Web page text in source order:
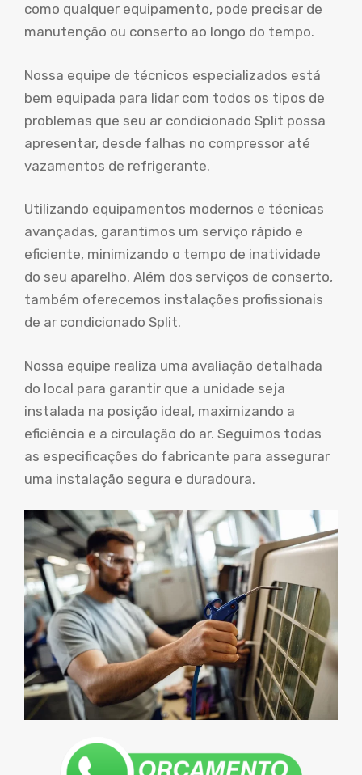
como qualquer equipamento, pode precisar de
manutenção ou conserto ao longo do tempo.
Nossa equipe de técnicos especializados está
bem equipada para lidar com todos os tipos de
problemas que seu ar condicionado Split possa
apresentar, desde falhas no compressor até
vazamentos de refrigerante.
Utilizando equipamentos modernos e técnicas
avançadas, garantimos um serviço rápido e
eficiente, minimizando o tempo de inatividade
do seu aparelho. Além dos serviços de conserto,
também oferecemos instalações profissionais
de ar condicionado Split.
Nossa equipe realiza uma avaliação detalhada
do local para garantir que a unidade seja
instalada na posição ideal, maximizando a
eficiência e a circulação do ar. Seguimos todas
as especificações do fabricante para assegurar
uma instalação segura e duradoura.